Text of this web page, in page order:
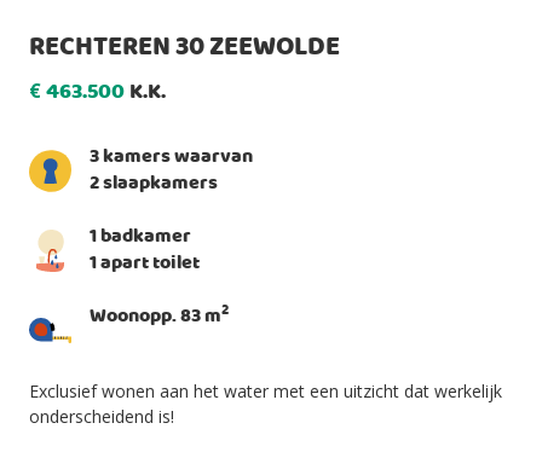
RECHTEREN 30 ZEEWOLDE
€463.500K.K.
3 kamers waarvan
2 slaapkamers
1 badkamer
1 apart toilet
Woonopp. 83 m2
Exclusief wonen aan het water met een uitzicht dat werkelijk
onderscheidend is!